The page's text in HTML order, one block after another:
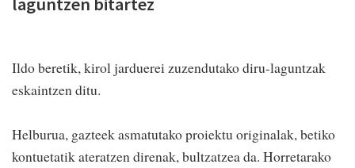
Ildo beretik, kirol jarduerei zuzendutako diru-laguntzak
eskaintzen ditu.
Helburua, gazteek asmatutako proiektu originalak, betiko
kontuetatik ateratzen direnak, bultzatzea da. Horretarako